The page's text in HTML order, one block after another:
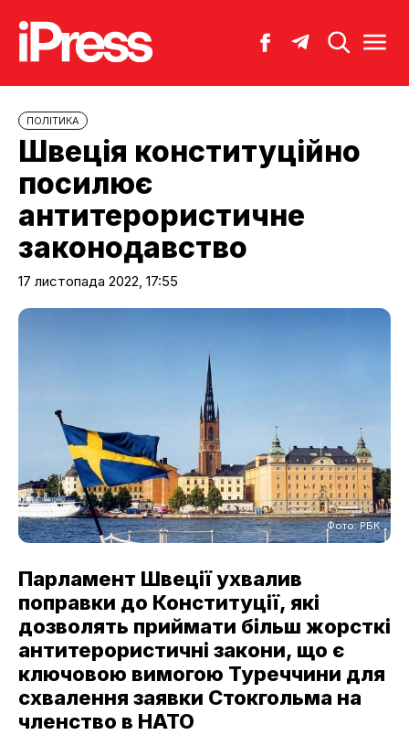
ПОЛІТИКА
Швеція конституційно
посилює
антитерористичне
законодавство
17 листопада 2022, 17:55
Фото: РБК
Парламент Швеції ухвалив
поправки до Конституції, які
дозволять приймати більш жорсткі
антитерористичні закони, що є
ключовою вимогою Туреччини для
схвалення заявки Стокгольма на
членство в НАТО